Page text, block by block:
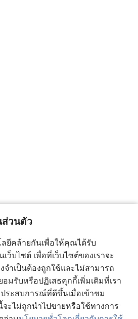
ส่วนตัว
ลยีคล้ายกันเพื่อให้คุณได้รับ
บไซต์ เพื่อที่เว็บไซต์ของเราจะ
จำเป็นต้องถูกใช้และไม่สามารถ
มรับหรือปฏิเสธคุกกี้เพิ่มเติมที่เรา
ระสบการณ์ที่ดีขึ้นเมื่อเข้าชม
ะไม่ถูกนำไปขายหรือใช้ทางการ